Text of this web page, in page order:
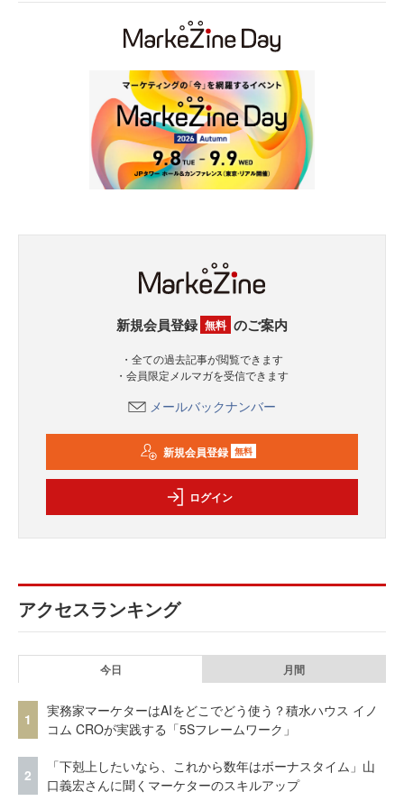
新規会員登録 無料 のご案内
・全ての過去記事が閲覧できます
・会員限定メルマガを受信できます
メールバックナンバー
新規会員登録 無料
ログイン
アクセスランキング
今日 月間
1
実務家マーケターはAIをどこでどう使う？積水ハウス イノ
コム CROが実践する「5Sフレームワーク」
2
「下剋上したいなら、これから数年はボーナスタイム」山
口義宏さんに聞くマーケターのスキルアップ